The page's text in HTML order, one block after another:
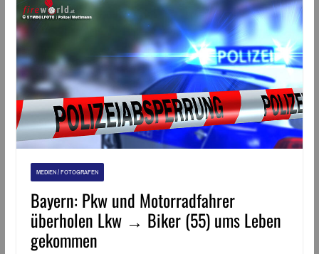
MEDIEN / FOTOGRAFEN
Bayern: Pkw und Motorradfahrer
überholen Lkw → Biker (55) ums Leben
gekommen